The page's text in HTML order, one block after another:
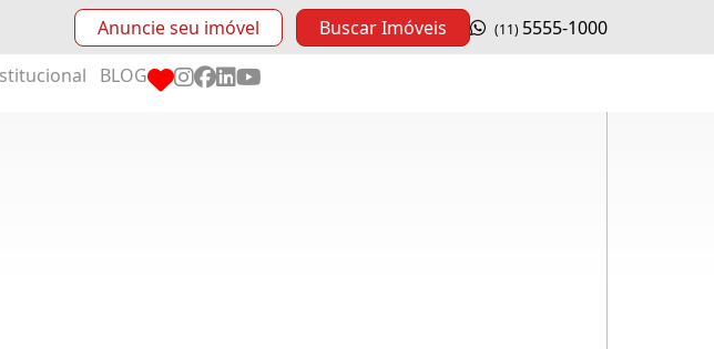
Anuncie seu imóvel Buscar Imóveis (11) 5555-1000
BLOG